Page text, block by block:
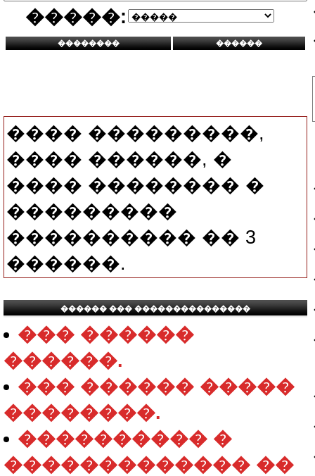
�����:
���� ���������,
���� ������, �
���� �������� �
���������
���������� �� 3
������.
������ ��� ���������������
��� ������
������.
��� ������ �����
��������.
���������� �
������������� ��